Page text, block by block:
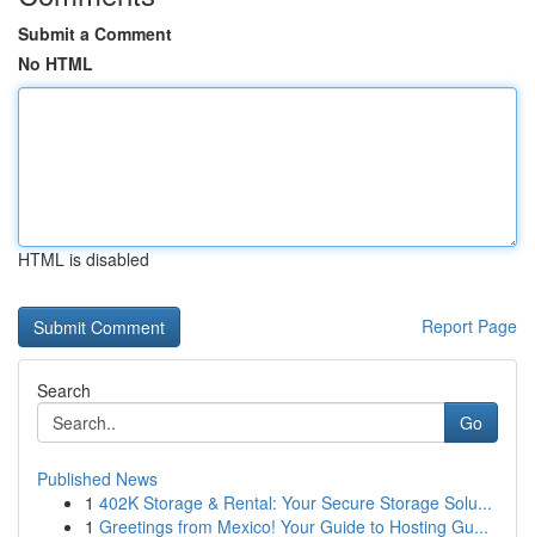
Submit a Comment
No HTML
HTML is disabled
Report Page
Search
Go
Published News
1 402K Storage & Rental: Your Secure Storage Solu...
1 Greetings from Mexico! Your Guide to Hosting Gu...